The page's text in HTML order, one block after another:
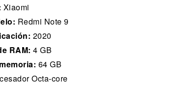
Xiaomi
Redmi Note 9
2020
RAM: 4 GB
64 GB
Octa-core